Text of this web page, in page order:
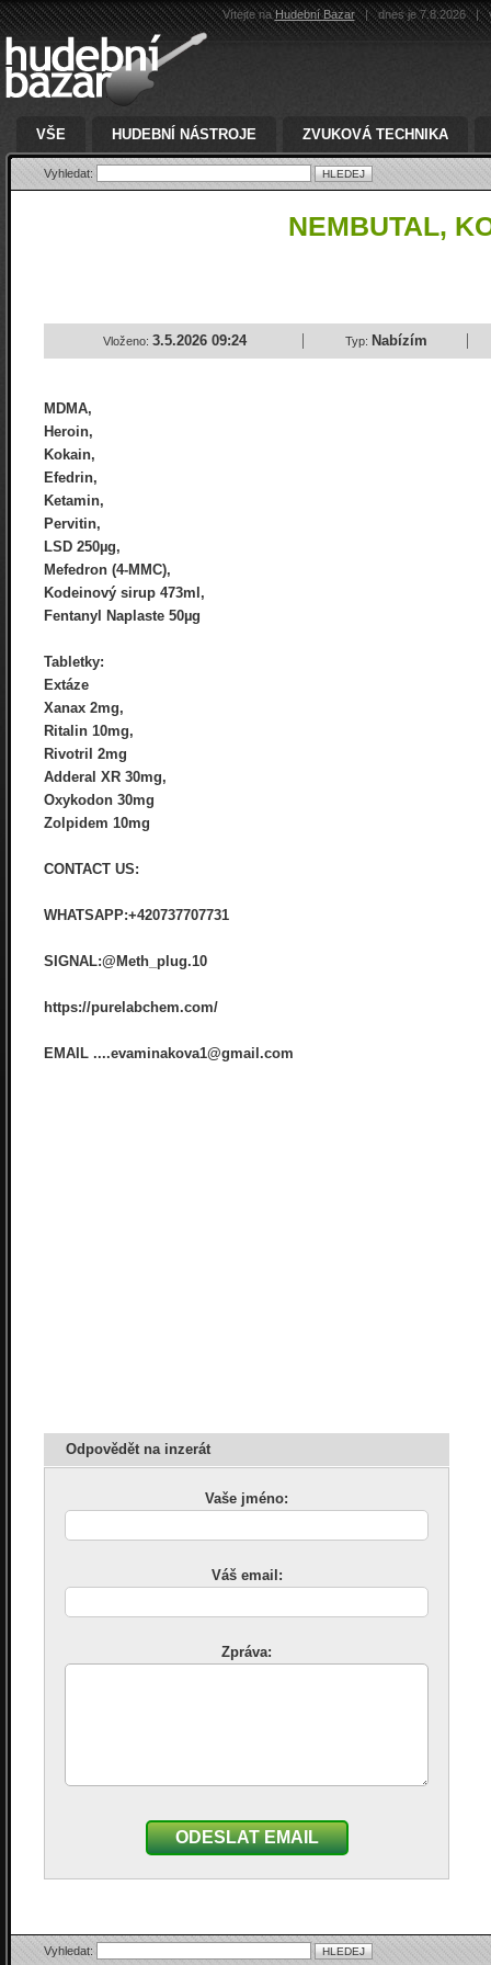
Vítejte naHudební Bazar | dnes je 7.8.2026 |
VŠE HUDEBNÍ NÁSTROJE ZVUKOVÁ TECHNIKA
Vyhledat:
NEMBUTAL,
Vloženo: 3.5.2026 09:24 Typ: Nabízím
MDMA,
Heroin,
Kokain,
Efedrin,
Ketamin,
Pervitin,
LSD 250µg,
Mefedron (4-MMC),
Kodeinový sirup 473ml,
Fentanyl Naplaste 50µg
Tabletky:
Extáze
Xanax 2mg,
Ritalin 10mg,
Rivotril 2mg
Adderal XR 30mg,
Oxykodon 30mg
Zolpidem 10mg
CONTACT US:
WHATSAPP:+420737707731
SIGNAL:@Meth_plug.10
https://purelabchem.com/
EMAIL ....evaminakova1@gmail.com
Odpovědět na inzerát
Vaše jméno:
Váš email:
Zpráva:
ODESLAT EMAIL
Vyhledat: